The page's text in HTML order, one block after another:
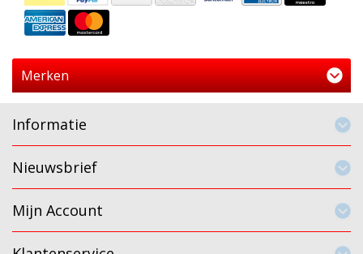
Merken
Informatie
Nieuwsbrief
Mijn Account